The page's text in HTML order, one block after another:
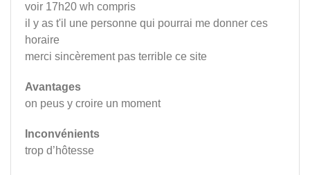
voir 17h20 wh compris
il y as t'il une personne qui pourrai me donner ces
horaire
merci sincèrement pas terrible ce site
Avantages
on peus y croire un moment
Inconvénients
trop d’hôtesse